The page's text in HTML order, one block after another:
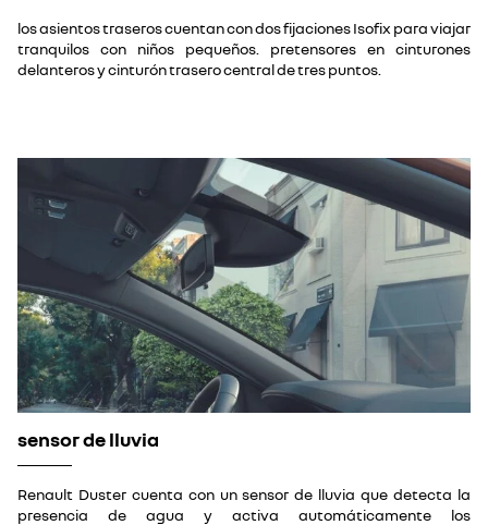
los asientos traseros cuentan con dos fijaciones Isofix para viajar
tranquilos con niños pequeños. pretensores en cinturones
delanteros y cinturón trasero central de tres puntos.
sensor de lluvia
Renault Duster cuenta con un sensor de lluvia que detecta la
presencia de agua y activa automáticamente los